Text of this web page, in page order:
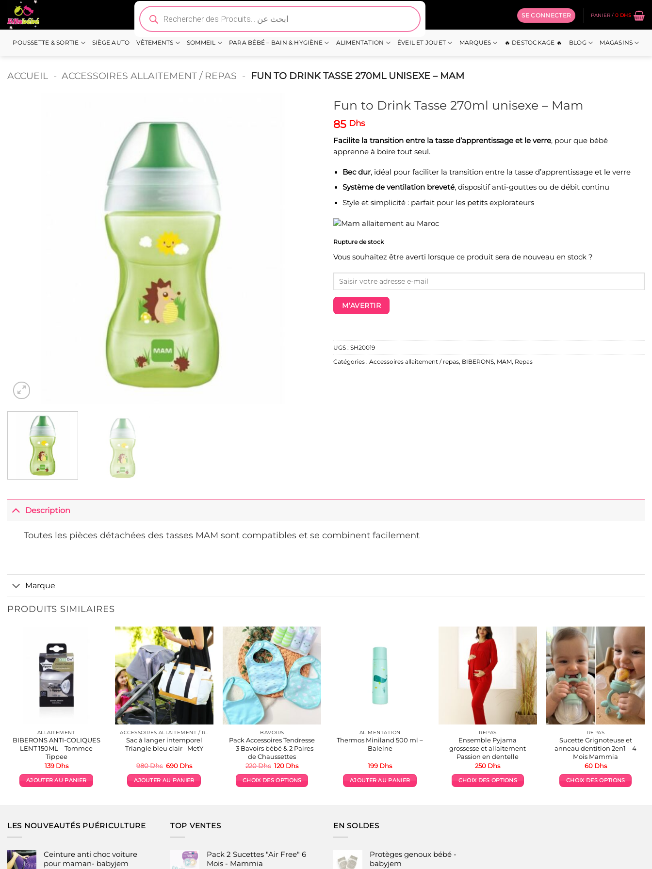
Passer
au
contenu
Recherche
de
produits
SE CONNECTER PANIER / 0 DHS
POUSSETTE & SORTIE SIÈGE AUTO VÊTEMENTS SOMMEIL PARA BÉBÉ – BAIN & HYGIÈNE ALIMENTATION ÉVEIL ET JOUET MARQUES 🔥 DESTOCKAGE 🔥 BLOG MAGASINS
ACCUEIL - ACCESSOIRES ALLAITEMENT / REPAS - FUN TO DRINK TASSE 270ML UNISEXE – MAM
Fun to Drink Tasse 270ml unisexe – Mam
85 Dhs
Facilite la transition entre la tasse d’apprentissage et le verre, pour que bébé
apprenne à boire tout seul.
Bec dur, idéal pour faciliter la transition entre la tasse d’apprentissage et le verre
Système de ventilation breveté, dispositif anti-gouttes ou de débit continu
Style et simplicité : parfait pour les petits explorateurs
Rupture de stock
Vous souhaitez être averti lorsque ce produit sera de nouveau en stock ?
M’AVERTIR
UGS : SH20019
Catégories : Accessoires allaitement / repas, BIBERONS, MAM, Repas
Description
Toutes les pièces détachées des tasses MAM sont compatibles et se combinent facilement
Marque
PRODUITS SIMILAIRES
ALLAITEMENT
BIBERONS ANTI-COLIQUES
LENT 150ML – Tommee
Tippee
139 Dhs
AJOUTER AU PANIER
Sac à langer intemporel
Triangle bleu clair– MetY
980Dhs Le
initial
était :
690 DhsLe
actuel
est :
AJOUTER AU PANIER
BAVOIRS
Pack Accessoires Tendresse
– 3 Bavoirs bébé & 2 Paires
de Chaussettes
220Dhs Le
initial
était :
120 DhsLe
actuel
est :
CHOIX DES OPTIONS
options
ALIMENTATION
Thermos Miniland 500 ml –
Baleine
199 Dhs
AJOUTER AU PANIER
REPAS
Ensemble Pyjama
grossesse et allaitement
Passion en dentelle
250 Dhs
CHOIX DES OPTIONS
REPAS
Sucette Grignoteuse et
anneau dentition 2en1 – 4
Mois Mammia
60 Dhs
CHOIX DES OPTIONS
LES NOUVEAUTÉS PUÉRICULTURE
Ceinture anti choc voiture
pour maman- babyjem
TOP VENTES
Pack 2 Sucettes "Air Free" 6
Mois - Mammia
EN SOLDES
Protèges genoux bébé -
babyjem